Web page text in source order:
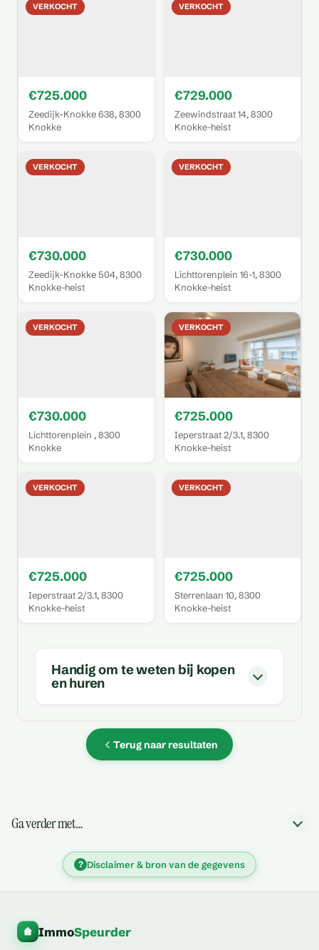
VERKOCHT
€725.000
Zeedijk-Knokke 638, 8300
Knokke
VERKOCHT
€729.000
Zeewindstraat 14, 8300
Knokke-heist
VERKOCHT
€730.000
Zeedijk-Knokke 504, 8300
Knokke-heist
VERKOCHT
€730.000
Lichttorenplein 16-1, 8300
Knokke-heist
VERKOCHT
€730.000
Lichttorenplein , 8300
Knokke
VERKOCHT
€725.000
Ieperstraat 2/3.1, 8300
Knokke-heist
VERKOCHT
€725.000
Ieperstraat 2/3.1, 8300
Knokke-heist
VERKOCHT
€725.000
Sterrenlaan 10, 8300
Knokke-heist
Handig om te weten bij kopen
en huren
Terug naar resultaten
Ga verder met…
? Disclaimer & bron van de gegevens
ImmoSpeurder